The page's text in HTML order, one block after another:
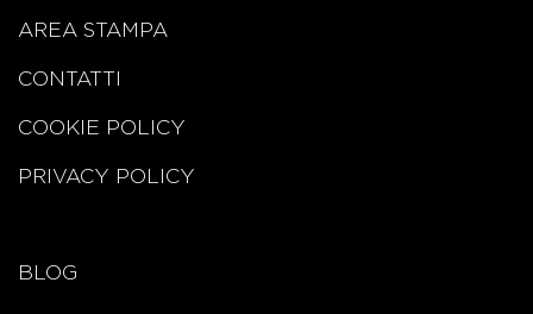
AREA STAMPA
CONTATTI
COOKIE POLICY
PRIVACY POLICY
BLOG